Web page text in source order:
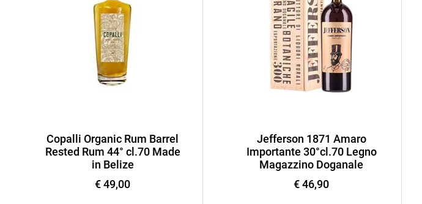
Copalli Organic Rum Barrel
Rested Rum 44° cl.70 Made
in Belize
€ 49,00
Jefferson 1871 Amaro
Importante 30°cl.70 Legno
Magazzino Doganale
€ 46,90